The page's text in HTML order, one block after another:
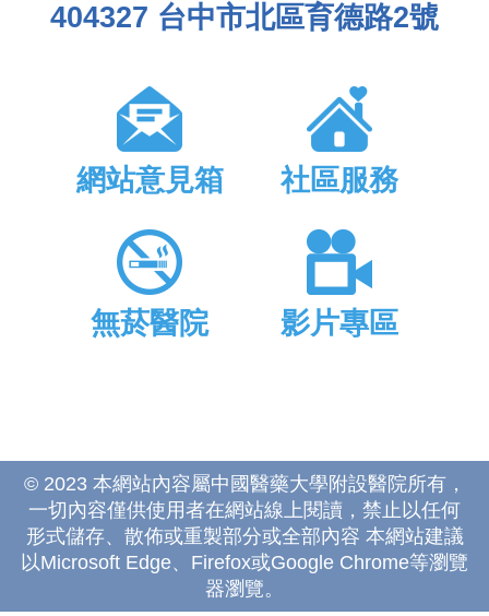
404327 台中市北區育德路2號
網站意見箱 社區服務
無菸醫院 影片專區
© 2023 本網站內容屬中國醫藥大學附設醫院所有，
一切內容僅供使用者在網站線上閱讀，禁止以任何
形式儲存、散佈或重製部分或全部內容 本網站建議
以Microsoft Edge、Firefox或Google Chrome等瀏覽
器瀏覽。